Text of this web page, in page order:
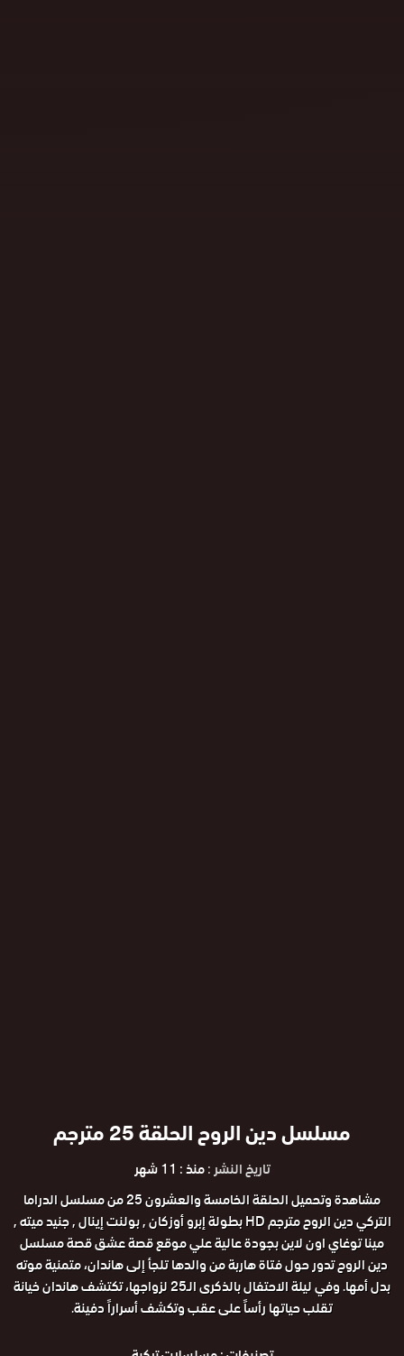
مسلسل دين الروح الحلقة 25 مترجم
تاريخ النشر :منذ : 11 شهر
مشاهدة وتحميل الحلقة الخامسة والعشرون 25 من مسلسل الدراما
التركي دين الروح مترجم HD بطولة إبرو أوزكان , بولنت إينال , جنيد ميته ,
مينا توغاي اون لاين بجودة عالية علي موقع قصة عشق قصة مسلسل
دين الروح تدور حول فتاة هاربة من والدها تلجأ إلى هاندان، متمنية موته
بدل أمها. وفي ليلة الاحتفال بالذكرى الـ25 لزواجها، تكتشف هاندان خيانة
تقلب حياتها رأساً على عقب وتكشف أسراراً دفينة.